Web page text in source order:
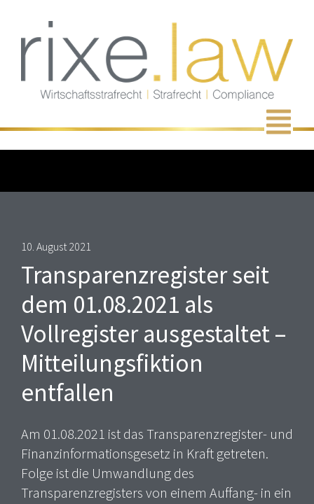
Inhalt
springen
Menü
10. August 2021
Transparenzregister seit
dem 01.08.2021 als
Vollregister ausgestaltet –
Mitteilungsfiktion
entfallen
Am 01.08.2021 ist das Transparenzregister- und
Finanzinformationsgesetz in Kraft getreten.
Folge ist die Umwandlung des
Transparenzregisters von einem Auffang- in ein